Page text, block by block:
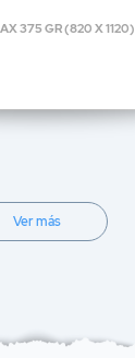
375 GR (820 X 1120)
Ver más